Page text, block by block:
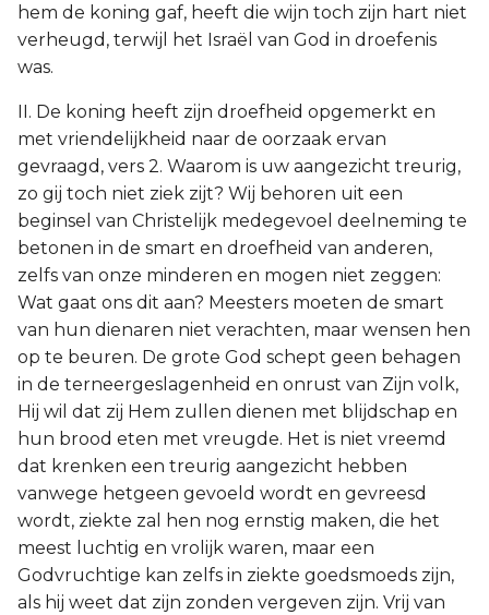
hem de koning gaf, heeft die wijn toch zijn hart niet
verheugd, terwijl het Israël van God in droefenis
was.
II. De koning heeft zijn droefheid opgemerkt en
met vriendelijkheid naar de oorzaak ervan
gevraagd, vers 2. Waarom is uw aangezicht treurig,
zo gij toch niet ziek zijt? Wij behoren uit een
beginsel van Christelijk medegevoel deelneming te
betonen in de smart en droefheid van anderen,
zelfs van onze minderen en mogen niet zeggen:
Wat gaat ons dit aan? Meesters moeten de smart
van hun dienaren niet verachten, maar wensen hen
op te beuren. De grote God schept geen behagen
in de terneergeslagenheid en onrust van Zijn volk,
Hij wil dat zij Hem zullen dienen met blijdschap en
hun brood eten met vreugde. Het is niet vreemd
dat krenken een treurig aangezicht hebben
vanwege hetgeen gevoeld wordt en gevreesd
wordt, ziekte zal hen nog ernstig maken, die het
meest luchtig en vrolijk waren, maar een
Godvruchtige kan zelfs in ziekte goedsmoeds zijn,
als hij weet dat zijn zonden vergeven zijn. Vrij van